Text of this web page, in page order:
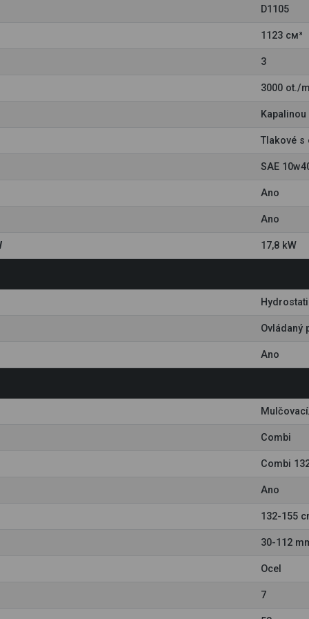
D1105
1123 см³
3
3000 ot./
Kapalinou
Tlakové s
SAE
Ano
Ano
17,8 kW
Ovládaný
Ano
Combi
Combi
Ano
132-155
30-112
Ocel
7